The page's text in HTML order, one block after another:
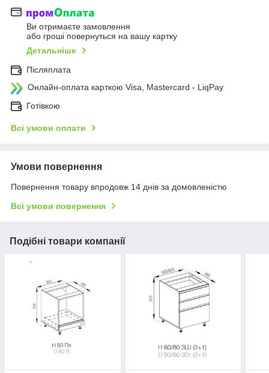
Ви отримаєте замовлення
або гроші повернуться на вашу картку
Детальніше
Післяплата
Онлайн-оплата карткою Visa, Mastercard - LiqPay
Готівкою
Всі умови оплати
Умови повернення
Повернення товару впродовж 14 днів за домовленістю
Всі умови повернення
Подібні товари компанії